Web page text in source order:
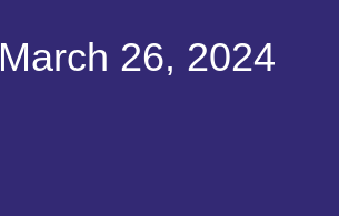
March 26, 2024